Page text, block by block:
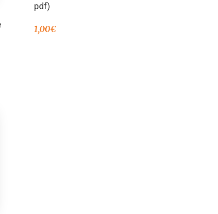
pdf)
1,00€